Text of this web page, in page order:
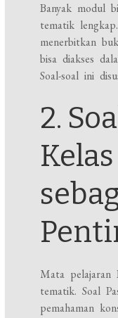
Banyak modul
tematik
menerbitkan
bisa diakses
Soal-soal ini
2.
Mata pelajaran
tematik. Soal
pemahaman